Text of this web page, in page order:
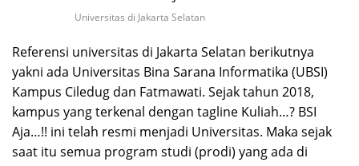
Universitas di Jakarta Selatan
Referensi universitas di Jakarta Selatan berikutnya
yakni ada Universitas Bina Sarana Informatika (UBSI)
Kampus Ciledug dan Fatmawati. Sejak tahun 2018,
kampus yang terkenal dengan tagline Kuliah…? BSI
Aja…!! ini telah resmi menjadi Universitas. Maka sejak
saat itu semua program studi (prodi) yang ada di